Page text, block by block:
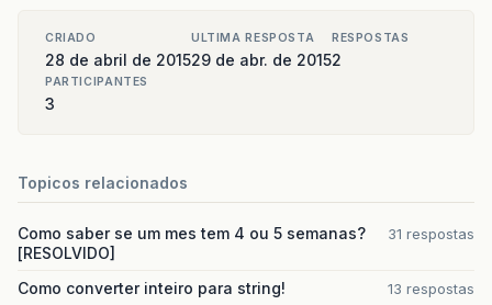
CRIADO
28 de abril de 2015
ULTIMA RESPOSTA
29 de abr. de 2015
RESPOSTAS
2
PARTICIPANTES
3
Topicos relacionados
Como saber se um mes tem 4 ou 5 semanas?
[RESOLVIDO]
31 respostas
Como converter inteiro para string! 13 respostas